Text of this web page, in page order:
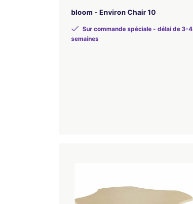
bloom - Environ Chair 10
Sur commande spéciale - délai de 3-4
semaines